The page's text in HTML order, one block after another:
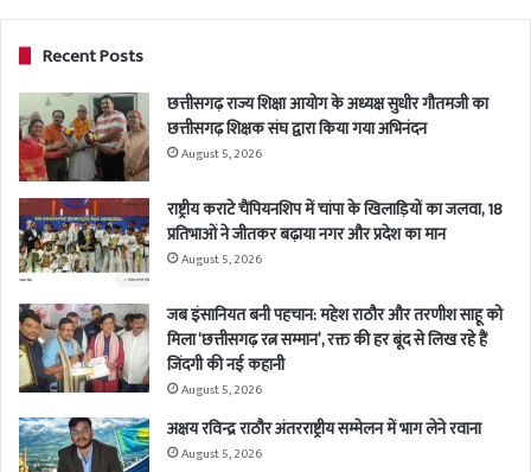
Recent Posts
छत्तीसगढ़ राज्य शिक्षा आयोग के अध्यक्ष सुधीर गौतमजी का
छत्तीसगढ़ शिक्षक संघ द्वारा किया गया अभिनंदन
August 5, 2026
राष्ट्रीय कराटे चैंपियनशिप में चांपा के खिलाड़ियों का जलवा, 18
प्रतिभाओं ने जीतकर बढ़ाया नगर और प्रदेश का मान
August 5, 2026
जब इंसानियत बनी पहचान: महेश राठौर और तरणीश साहू को
मिला ‘छत्तीसगढ़ रत्न सम्मान’, रक्त की हर बूंद से लिख रहे हैं
जिंदगी की नई कहानी
August 5, 2026
अक्षय रविन्द्र राठौर अंतरराष्ट्रीय सम्मेलन में भाग लेने रवाना
August 5, 2026